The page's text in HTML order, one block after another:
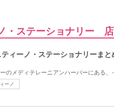
・ステーショナリー
ィーノ・ステーショナリーま
のメディテレーニアンハーバーにある
ーノ